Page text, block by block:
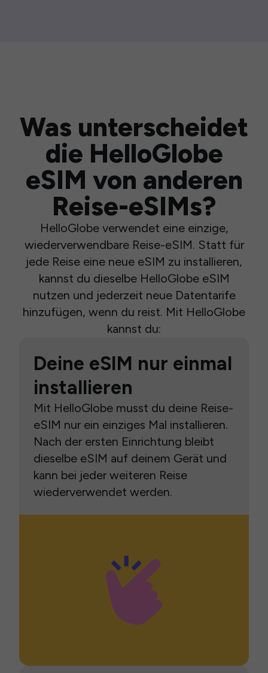
Was unterscheidet
die HelloGlobe
eSIM von anderen
Reise-eSIMs?
HelloGlobe verwendet eine einzige,
wiederverwendbare Reise-eSIM. Statt für
jede Reise eine neue eSIM zu installieren,
kannst du dieselbe HelloGlobe eSIM
nutzen und jederzeit neue Datentarife
hinzufügen, wenn du reist. Mit HelloGlobe
kannst du:
Deine eSIM nur einmal
installieren
Mit HelloGlobe musst du deine Reise-
eSIM nur ein einziges Mal installieren.
Nach der ersten Einrichtung bleibt
dieselbe eSIM auf deinem Gerät und
kann bei jeder weiteren Reise
wiederverwendet werden.